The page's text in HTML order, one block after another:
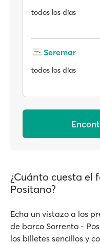
todos los días
Seremar
todos los días
¿Cuánto cuesta el
Positano?
Echa un vistazo a los
de barco Sorrento -
los billetes sencillos y